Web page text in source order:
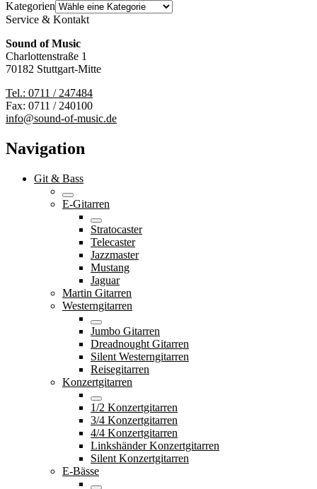
Kategorien
Service & Kontakt
Sound of Music
Charlottenstraße 1
70182 Stuttgart-Mitte
Tel.: 0711 / 247484
Fax: 0711 / 240100
info@sound-of-music.de
Navigation
Git & Bass
E-Gitarren
Stratocaster
Telecaster
Jazzmaster
Mustang
Jaguar
Martin Gitarren
Westerngitarren
Jumbo Gitarren
Dreadnought Gitarren
Silent Westerngitarren
Reisegitarren
Konzertgitarren
1/2 Konzertgitarren
3/4 Konzertgitarren
4/4 Konzertgitarren
Linkshänder Konzertgitarren
Silent Konzertgitarren
E-Bässe